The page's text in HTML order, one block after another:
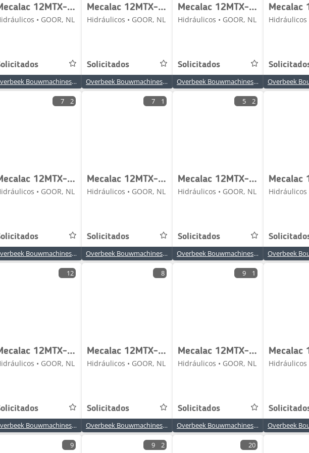
Mecalac 12MTX-5671100-Boom cylinder/Auslegerzylinder
• GOOR, NL
Overbeek Bouwmachines BV
Mecalac 12MTX-5671153-Boom cylinder/Hubzylinder
Hidráulicos • GOOR, NL
Solicitados
Overbeek Bouwmachines BV
Mecalac 12MTX-6090481-Walvoil 5KT7200301-2/2 Valve
Hidráulicos • GOOR, NL
Solicitados
Overbeek Bouwmachines BV
Hidráulicos
7 2
Mecalac 12MTX-5370584-Koelvin motor
• GOOR, NL
Overbeek Bouwmachines BV
7 1
Mecalac 12MTX-6090364-NG6 Valve/Ventile/Ventiel
Hidráulicos • GOOR, NL
Solicitados
Overbeek Bouwmachines BV
5 2
Mecalac 12MTX-Sauer Danfoss OSPD125/440LS-Steering unit
Hidráulicos • GOOR, NL
Solicitados
Overbeek Bouwmachines BV
Hidráulicos
12
Mecalac 12MTX-6090401-Servo valve/Servoventil/Servoventiel
• GOOR, NL
Overbeek Bouwmachines BV
8
Mecalac 12MTX-5370539-Oil cooler/Ölkühler/Oliekoeler
Hidráulicos • GOOR, NL
Solicitados
Overbeek Bouwmachines BV
9 1
Mecalac 12MTX-4900150/5180126-Swing joint/Drehdurchführung
Hidráulicos • GOOR, NL
Solicitados
Overbeek Bouwmachines BV
Hidráulicos
9 9 2 20